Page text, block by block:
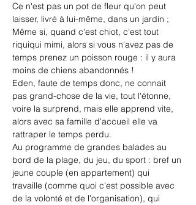
Ce n'est pas un pot de fleur qu'on peut
laisser, livré à lui-même, dans un jardin ;
Même si, quand c'est chiot, c'est tout
riquiqui mimi, alors si vous n'avez pas de
temps prenez un poisson rouge : il y aura
moins de chiens abandonnés !
Eden, faute de temps donc, ne connait
pas grand-chose de la vie, tout l'étonne,
voire la surprend, mais elle apprend vite,
alors avec sa famille d'accueil elle va
rattraper le temps perdu.
Au programme de grandes balades au
bord de la plage, du jeu, du sport : bref un
jeune couple (en appartement) qui
travaille (comme quoi c'est possible avec
de la volonté et de l'organisation), qui